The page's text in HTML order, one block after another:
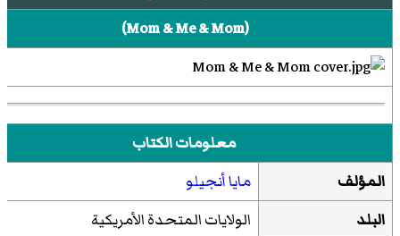
Mom & Me & Mom
)‏
معلومات الكتاب
مايا أنجيلو
الولايات المتحدة الأمريكية